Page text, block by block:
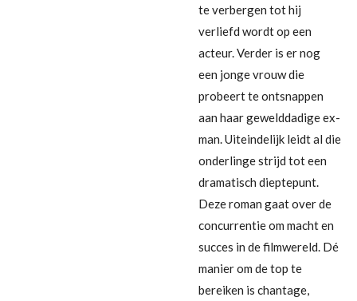
te verbergen tot hij
verliefd wordt op een
acteur. Verder is er nog
een jonge vrouw die
probeert te ontsnappen
aan haar gewelddadige ex-
man. Uiteindelijk leidt al die
onderlinge strijd tot een
dramatisch dieptepunt.
Deze roman gaat over de
concurrentie om macht en
succes in de filmwereld. Dé
manier om de top te
bereiken is chantage,